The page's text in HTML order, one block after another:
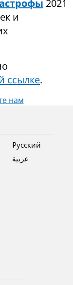
2021
и
ссылке.
нам
Pусский
عربية